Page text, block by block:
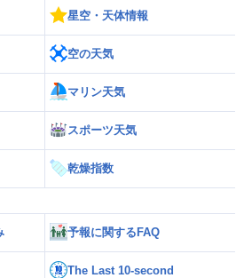
星空・天体情報
空の天気
マリン天気
スポーツ天気
乾燥指数
予報に関するFAQ
The Last 10-second